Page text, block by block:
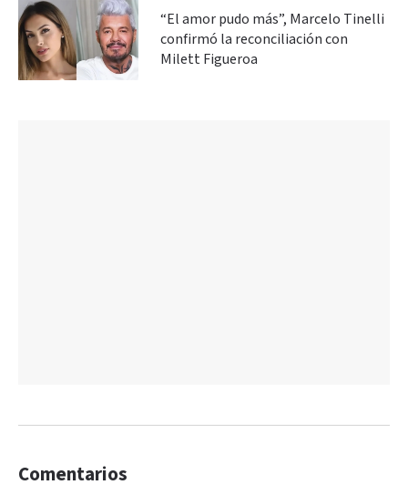
“El amor pudo más”, Marcelo Tinelli
confirmó la reconciliación con
Milett Figueroa
Comentarios